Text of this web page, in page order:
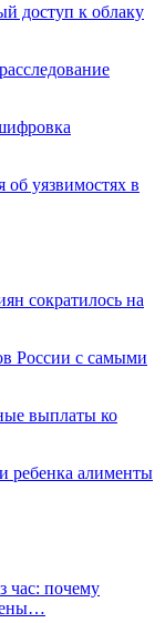
доступ к облаку
уязвимостях в
сократилось на
России с самыми
выплаты ко
ребенка алименты
час: почему